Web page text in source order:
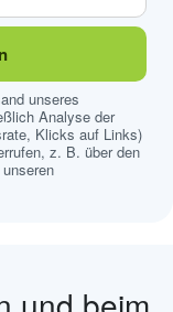
unseres
Analyse der
Klicks auf Links)
z. B. über den